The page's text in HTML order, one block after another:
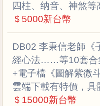
四柱、纳音、神煞等
＄5000新台幣
DB02 李秉信老師《
經心法……等10套合
+電子檔《圖解紫微
雲端下載有特價，具
＄15000新台幣